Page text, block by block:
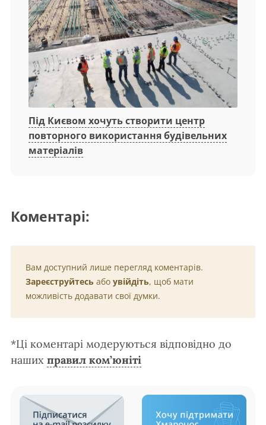
Під Києвом хочуть створити центр
повторного використання будівельних
матеріалів
Коментарі:
Вам доступний лише перегляд коментарів.
Зареєструйтесь або увійдіть, щоб мати
можливість додавати свої думки.
*Ці коментарі модеруються відповідно до
наших правил ком’юніті